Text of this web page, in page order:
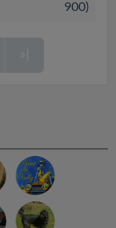
900)